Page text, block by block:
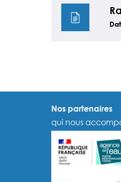
Nos partenaires
qui nous